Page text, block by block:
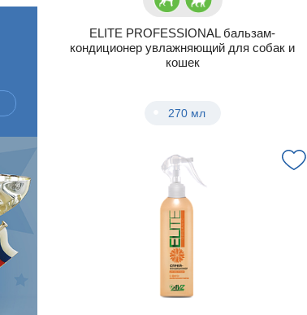
ELITE PROFESSIONAL бальзам-
кондиционер увлажняющий для собак и
кошек
270 мл